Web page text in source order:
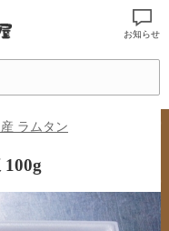
お知らせ
ラムタン